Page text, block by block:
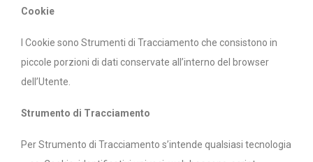
Cookie
I Cookie sono Strumenti di Tracciamento che consistono in
piccole porzioni di dati conservate all’interno del browser
dell’Utente.
Strumento di Tracciamento
Per Strumento di Tracciamento s’intende qualsiasi tecnologia